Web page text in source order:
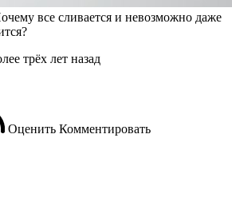
все сливается и невозможно даже
трёх лет назад
Оценить Комментировать